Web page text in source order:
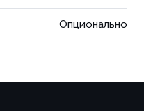
Опционально